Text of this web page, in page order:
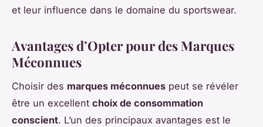
et leur influence dans le domaine du sportswear.
Avantages d’Opter pour des Marques
Méconnues
Choisir des marques méconnues peut se révéler
être un excellent choix de consommation
conscient. L’un des principaux avantages est le